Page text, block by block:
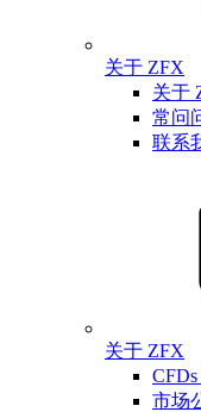
关于 ZFX
关于
常问
联系
关于 ZFX
市场